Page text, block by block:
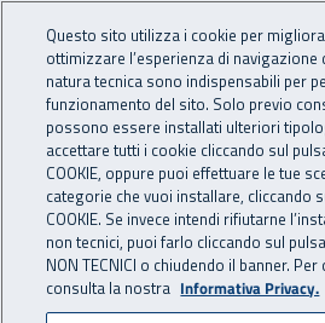
INAIL - Istituto
Navigazione
Navigazione - Ti trovi in:
Home Atti e documenti Protocolli e
07 luglio 2016
07 luglio 2016
Questo sito utilizza i cookie per
ottimizzare l’esperienza di navigazione
natura tecnica sono indispensabili per
funzionamento del sito. Solo previo
possono essere installati ulteriori
accettare tutti i cookie cliccando sul
COOKIE, oppure puoi effettuare le tue
categorie che vuoi installare, cliccando
COOKIE. Se invece intendi rifiutarne
non tecnici, puoi farlo cliccando sul
NON TECNICI o chiudendo il banner.
consulta la nostra Informativa Privacy.